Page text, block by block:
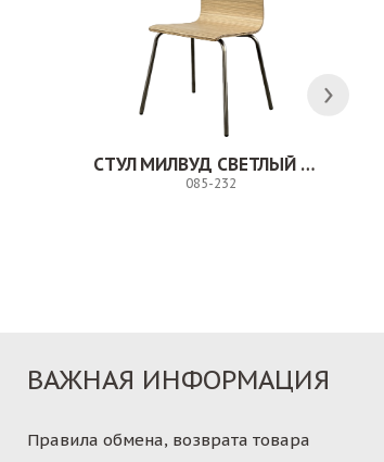
СТУЛ МИЛВУД СВЕТЛЫЙ ШЕЛК
085-232
ВАЖНАЯ ИНФОРМАЦИЯ
Правила обмена, возврата товара